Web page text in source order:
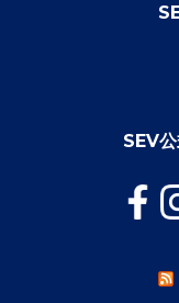
SEV